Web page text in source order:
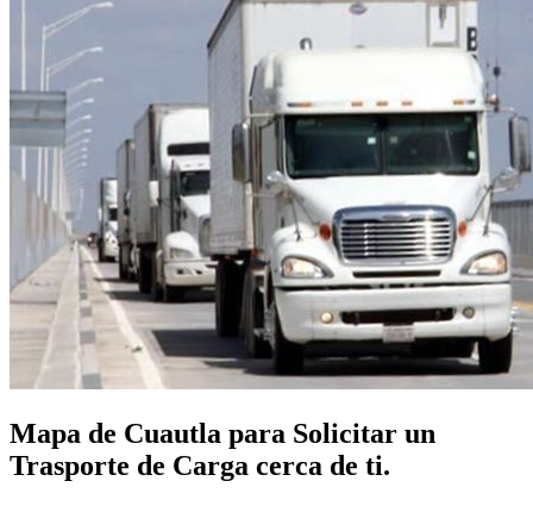
Mapa de Cuautla para Solicitar un
Trasporte de Carga cerca de ti.